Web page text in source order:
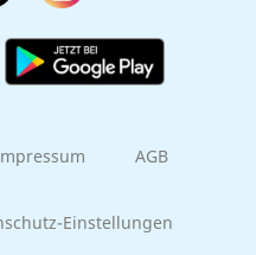
AGB
Einstellungen